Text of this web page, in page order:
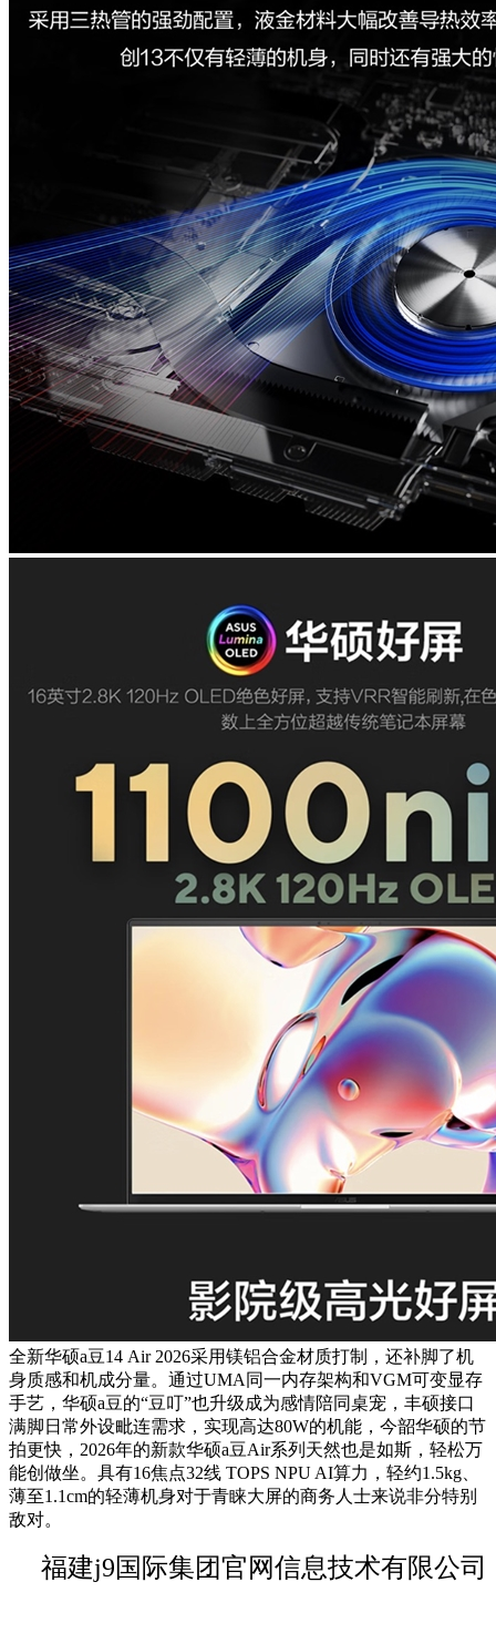
全新华硕a豆14 Air 2026采用镁铝合金材质打制，还补脚了机
身质感和机成分量。通过UMA同一内存架构和VGM可变显存
手艺，华硕a豆的“豆叮”也升级成为感情陪同桌宠，丰硕接口
满脚日常外设毗连需求，实现高达80W的机能，今韶华硕的节
拍更快，2026年的新款华硕a豆Air系列天然也是如斯，轻松万
能创做坐。具有16焦点32线 TOPS NPU AI算力，轻约1.5kg、
薄至1.1cm的轻薄机身对于青睐大屏的商务人士来说非分特别
敌对。
福建j9国际集团官网信息技术有限公司